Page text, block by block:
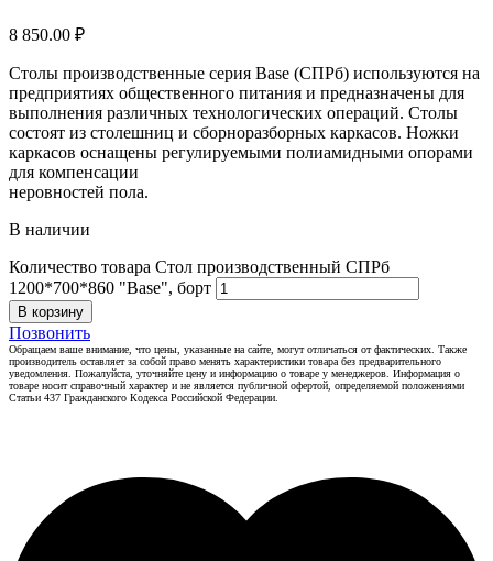
8 850.00 ₽
Столы производственные серия Base (СПРб) используются на
предприятиях общественного питания и предназначены для
выполнения различных технологических операций. Столы
состоят из столешниц и сборноразборных каркасов. Ножки
каркасов оснащены регулируемыми полиамидными опорами
для компенсации
неровностей пола.
В наличии
Количество товара Стол производственный СПРб
1200*700*860 "Base", борт
В корзину
Позвонить
Обращаем ваше внимание, что цены, указанные на сайте, могут отличаться от фактических. Также
производитель оставляет за собой право менять характеристики товара без предварительного
уведомления. Пожалуйста, уточняйте цену и информацию о товаре у менеджеров. Информация о
товаре носит справочный характер и не является публичной офертой, определяемой положениями
Статьи 437 Гражданского Кодекса Российской Федерации.